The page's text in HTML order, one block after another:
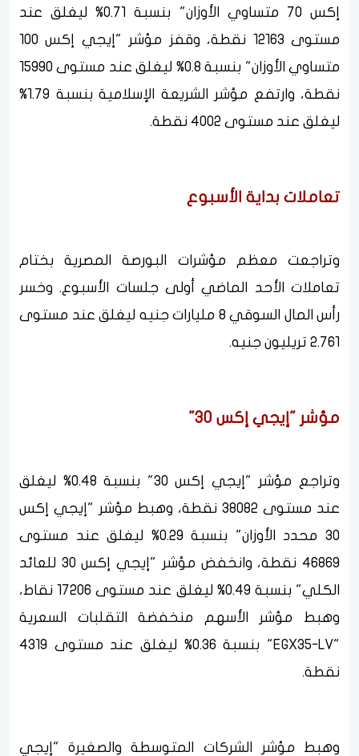
إكس 70 متساوي الأوزان" بنسبة 0.71% ليغلق عند
مستوى 12163 نقطة، وقفز مؤشر "إيجي إكس 100
متساوي الأوزان" بنسبة 0.8% ليغلق عند مستوى 15990
نقطة، وارتفع مؤشر الشريعة الإسلامية بنسبة 1.79%
ليغلق عند مستوى 4002 نقطة.
تعاملات بداية الأسبوع
وتراجعت معظم مؤشرات البورصة المصرية بختام
تعاملات الأحد الماضي أولى جلسات الأسبوع. وخسر
رأس المال السوقي 8 مليارات جنيه ليغلق عند مستوى
2.761 تريليون جنيه.
مؤشر "إيجي إكس 30"
وتراجع مؤشر "إيجي إكس 30" بنسبة 0.48% ليغلق
عند مستوى 38082 نقطة، وهبط مؤشر "إيجي إكس
30 محدد الأوزان" بنسبة 0.29% ليغلق عند مستوى
46869 نقطة، وانخفض مؤشر "إيجي إكس 30 للعائد
الكلي" بنسبة 0.49% ليغلق عند مستوى 17206 نقاط،
وهبط مؤشر الأسهم منخفضة التقلبات السعرية
"EGX35-LV" بنسبة 0.36% ليغلق عند مستوى 4319
نقطة.
وهبط مؤشر الشركات المتوسطة والصغيرة "إيجي